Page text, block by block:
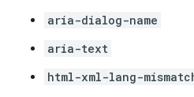
aria-dialog-name
aria-text
html-xml-lang-